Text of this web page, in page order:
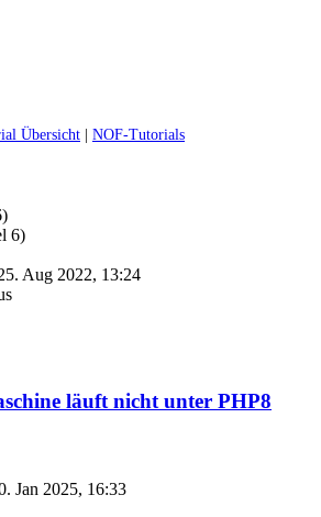
Übersicht NOF-Tutorials
Aug 2022, 13:24
läuft nicht unter PHP8
Jan 2025, 16:33